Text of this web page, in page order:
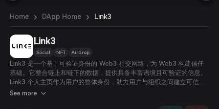
Bahasa Indonesia
ภาษาไทย
العربية
বাংলা
Español
Português (Brasil)
Español (Argentina)
Home › DApp Home › Link3
Link3
Social NFT Airdrop
Link3 是一个基于可验证身份的 Web3 社交网络，为 Web3 构建信任
基础。它整合链上和链下的数据，提供具备丰富语境且可验证的信息。
Link3 个人主页作为用户的整体身份，助力用户与组织之间建立可信赖
的社交网络和有意义的连接。
See more